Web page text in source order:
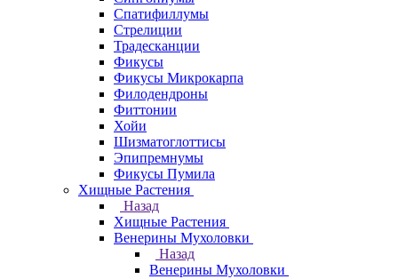
Спатифиллумы
Стрелиции
Традесканции
Фикусы
Фикусы Микрокарпа
Филодендроны
Фиттонии
Хойи
Шизматоглоттисы
Эпипремнумы
Фикусы Пумила
Хищные Растения
Назад
Хищные Растения
Венерины Мухоловки
Назад
Венерины Мухоловки